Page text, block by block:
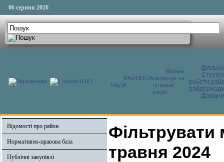
06 серпня 2026
РАЙОННА
РАДА
Міська,
селищні та
сільські
ради
роботи
Відомості про район
Нормативно-правова база
Публічні закупівлі
Фільтрувати
травня 2024